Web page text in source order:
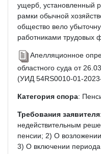
ущерб, установленный
рамки обычной
общество вело
работниками трудовых
Апелляционное
областного суда от
(УИД 54RS0010-01-
Категория спора:
Требования заявителя
недействительным
пенсии; 2) О
3) О включении периода